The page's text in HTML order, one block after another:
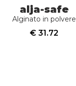
alja-safe
Alginato in polvere
€ 31.72